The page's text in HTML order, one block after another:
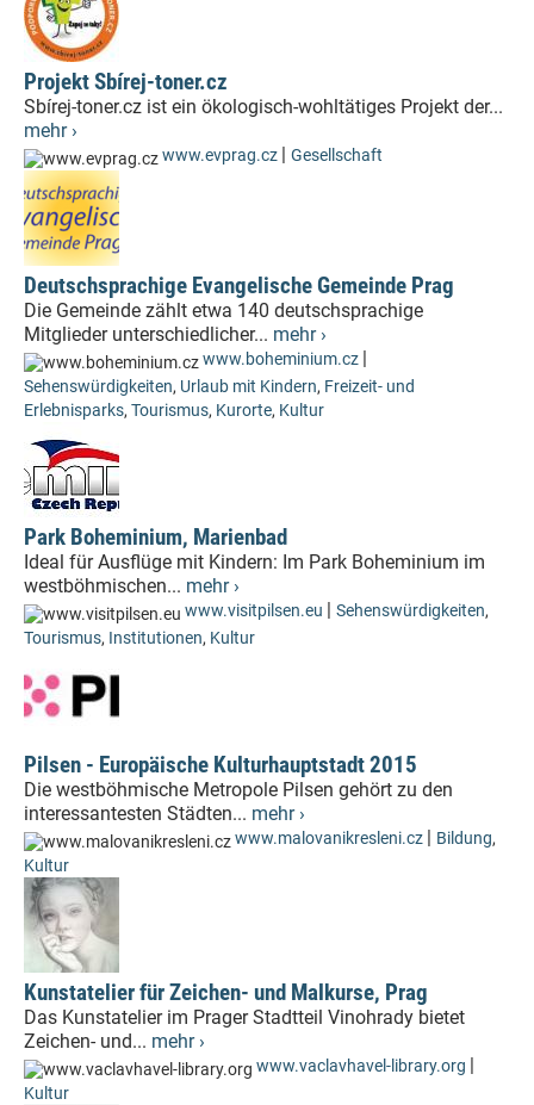
Projekt Sbírej-toner.cz
Sbírej-toner.cz ist ein ökologisch-wohltätiges Projekt der...
mehr ›
www.evprag.cz | Gesellschaft
Deutschsprachige Evangelische Gemeinde Prag
Die Gemeinde zählt etwa 140 deutschsprachige
Mitglieder unterschiedlicher... mehr ›
www.boheminium.cz |
Sehenswürdigkeiten, Urlaub mit Kindern, Freizeit- und
Erlebnisparks, Tourismus, Kurorte, Kultur
Park Boheminium, Marienbad
Ideal für Ausflüge mit Kindern: Im Park Boheminium im
westböhmischen... mehr ›
www.visitpilsen.eu | Sehenswürdigkeiten,
Tourismus, Institutionen, Kultur
Pilsen - Europäische Kulturhauptstadt 2015
Die westböhmische Metropole Pilsen gehört zu den
interessantesten Städten... mehr ›
www.malovanikresleni.cz | Bildung,
Kultur
Kunstatelier für Zeichen- und Malkurse, Prag
Das Kunstatelier im Prager Stadtteil Vinohrady bietet
Zeichen- und... mehr ›
www.vaclavhavel-library.org |
Kultur